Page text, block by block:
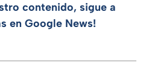
contenido, sigue a
en Google News!